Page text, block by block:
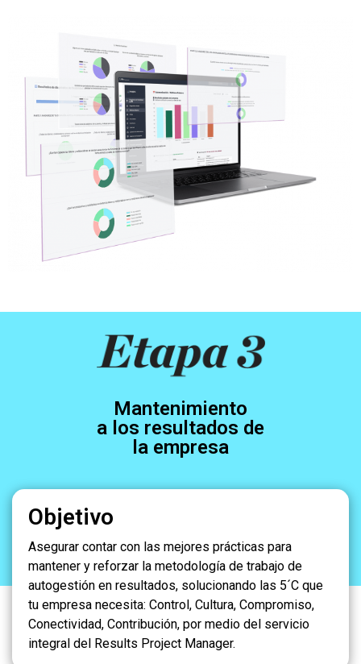
Mantenimiento
a los resultados de
la empresa
Objetivo
Asegurar contar con las mejores prácticas para
mantener y reforzar la metodología de trabajo de
autogestión en resultados, solucionando las 5´C que
tu empresa necesita: Control, Cultura, Compromiso,
Conectividad, Contribución, por medio del servicio
integral del Results Project Manager.